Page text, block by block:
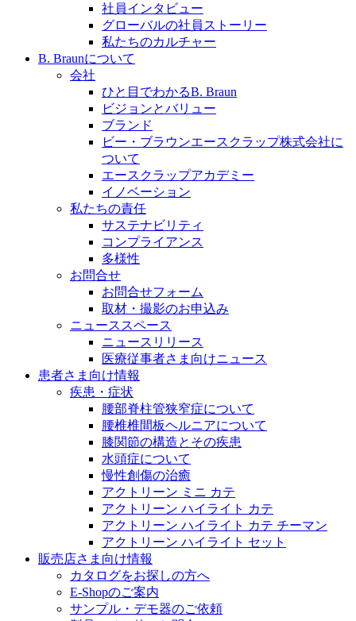
社員インタビュー
グローバルの社員ストーリー
私たちのカルチャー
B. Braunについて
会社
ひと目でわかるB. Braun
ビジョンとバリュー
ブランド
ビー・ブラウンエースクラップ株式会社に
ついて
エースクラップアカデミー
イノベーション
私たちの責任
サステナビリティ
コンプライアンス
多様性
お問合せ
お問合せフォーム
取材・撮影のお申込み
ニューススペース
ニュースリリース
医療従事者さま向けニュース
患者さま向け情報
疾患・症状
腰部脊柱管狭窄症について
腰椎椎間板ヘルニアについて
膝関節の構造とその疾患
水頭症について
慢性創傷の治癒
アクトリーン ミニ カテ
アクトリーン ハイライト カテ
アクトリーン ハイライト カテ チーマン
アクトリーン ハイライト セット
販売店さま向け情報
カタログをお探しの方へ
E-Shopのご案内
サンプル・デモ器のご依頼